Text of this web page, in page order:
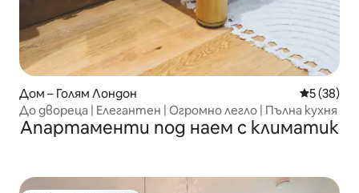
Дом – Голям Лондон Средна
5 (38)
До двореца | Елегантен | Огромно легло | Пълна кухня
Апартаменти под наем с климатик